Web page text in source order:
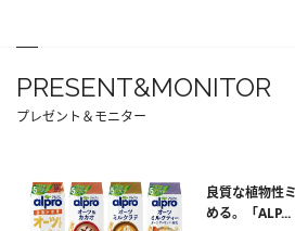
PRESENT&MONITOR
プレゼント＆モニター
良質な植物性
める。「ALP...